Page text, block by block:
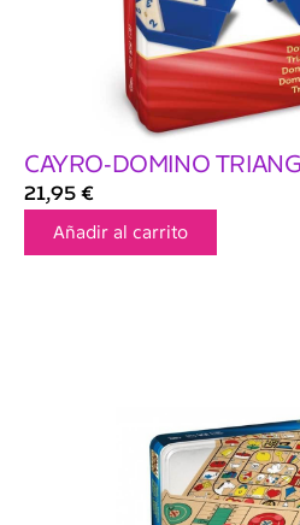
CAYRO-DOMINO
21,95 €
Añadir al carrito